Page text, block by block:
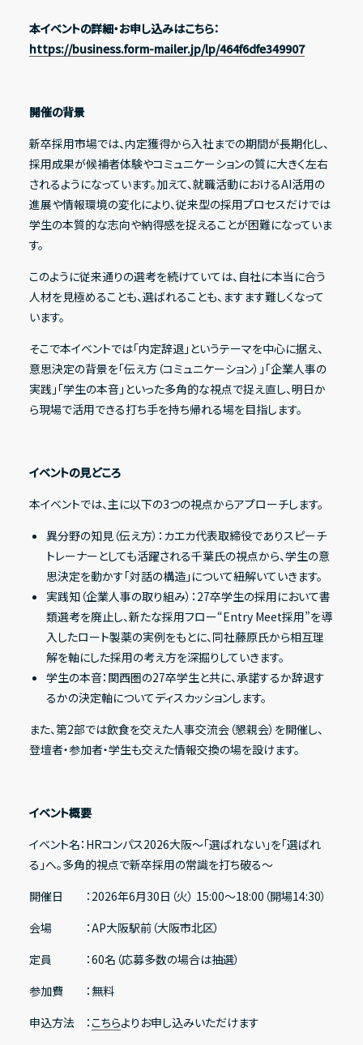
IRライブラリー
決算短信
有価証券報告書
適時開示資料
株式情報
株主総会資料
その他
電子公告
FAQ
IRポリシー
免責事項
IRに関するお問い合わせ
本イベントの詳細・お申し込みはこちら：
https://business.form-mailer.jp/lp/464f6dfe349907
開催の背景
新卒採用市場では、内定獲得から入社までの期間が長期化し、
採用成果が候補者体験やコミュニケーションの質に大きく左右
されるようになっています。加えて、就職活動におけるAI活用の
進展や情報環境の変化により、従来型の採用プロセスだけでは
学生の本質的な志向や納得感を捉えることが困難になっていま
す。
このように従来通りの選考を続けていては、自社に本当に合う
人材を見極めることも、選ばれることも、ますます難しくなって
います。
そこで本イベントでは「内定辞退」というテーマを中心に据え、
意思決定の背景を「伝え方（コミュニケーション）」「企業人事の
実践」「学生の本音」といった多角的な視点で捉え直し、明日か
ら現場で活用できる打ち手を持ち帰れる場を目指します。
イベントの見どころ
本イベントでは、主に以下の3つの視点からアプローチします。
異分野の知見（伝え方）：カエカ代表取締役でありスピーチ
トレーナーとしても活躍される千葉氏の視点から、学生の意
思決定を動かす「対話の構造」について紐解いていきます。
実践知（企業人事の取り組み）：27卒学生の採用において書
類選考を廃止し、新たな採用フロー“Entry Meet採用”を導
入したロート製薬の実例をもとに、同社藤原氏から相互理
解を軸にした採用の考え方を深掘りしていきます。
学生の本音：関西圏の27卒学生と共に、承諾するか辞退す
るかの決定軸についてディスカッションします。
また、第2部では飲食を交えた人事交流会（懇親会）を開催し、
登壇者・参加者・学生も交えた情報交換の場を設けます。
イベント概要
イベント名：HRコンパス2026大阪〜「選ばれない」を「選ばれ
る」へ。多角的視点で新卒採用の常識を打ち破る〜
開催日 ：2026年6月30日（火） 15:00～18:00（開場14:30）
会場 ：AP大阪駅前（大阪市北区）
定員 ：60名（応募多数の場合は抽選）
参加費 ：無料
申込方法 ： こちらよりお申し込みいただけます